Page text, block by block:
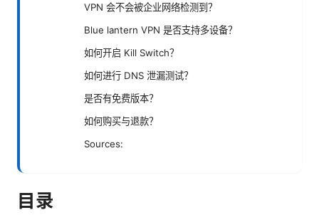
VPN 会不会被企业网络检测到？
Blue lantern VPN 是否支持多设备？
如何开启 Kill Switch？
如何进行 DNS 泄漏测试？
是否有免费版本？
如何购买与退款？
Sources:
目录